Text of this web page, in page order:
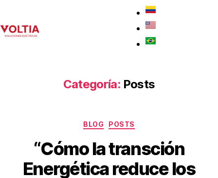
Categoría: Posts
BLOG POSTS
“Cómo la transción
Energética reduce los